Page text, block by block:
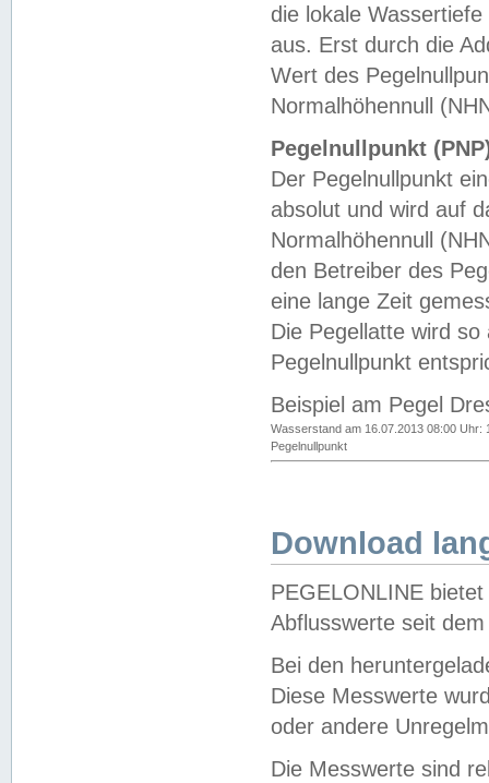
die lokale
aus. Erst durch die
Wert des
Normalhöhennull
Pegelnullpunkt
Der Pegelnullpunkt
absolut und wird auf
Normalhöhennull
den Betreiber des
eine lange Zeit
Die Pegellatte wird
Pegelnullpunkt
Beispiel am Pegel
Wasserstand am 16.07.2013 08:00 Uhr:
Pegelnullpunkt
Download
PEGELONLINE
Abflusswerte seit
Bei den
Diese Messwerte
oder andere
Die Messwerte sind